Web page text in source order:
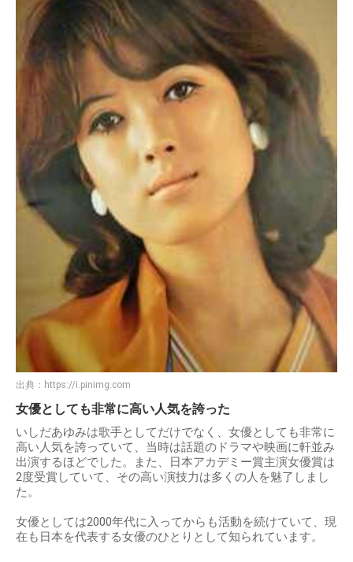
出典： https://i.pinimg.com
女優としても非常に高い人気を誇った
いしだあゆみは歌手としてだけでなく、女優としても非常に
高い人気を誇っていて、当時は話題のドラマや映画に軒並み
出演するほどでした。また、日本アカデミー賞主演女優賞は
2度受賞していて、その高い演技力は多くの人を魅了しまし
た。
女優としては2000年代に入ってからも活動を続けていて、現
在も日本を代表する女優のひとりとして知られています。